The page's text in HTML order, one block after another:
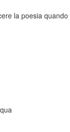
la poesia